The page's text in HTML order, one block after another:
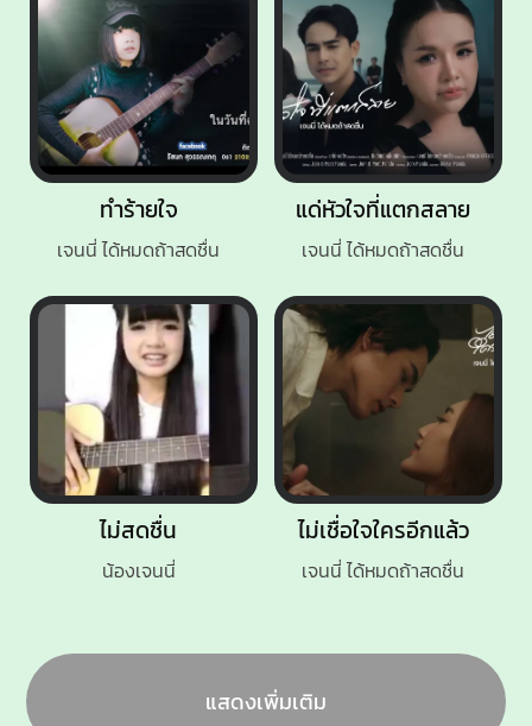
ไม่สดชื่น
น้องเจนนี่
แด่หัวใจที่แตกสลาย
เจนนี่ ได้หมดถ้าสดชื่น
ไม่เชื่อใจใครอีกแล้ว
เจนนี่ ได้หมดถ้าสดชื่น
ทำร้ายใจ
เจนนี่ ได้หมดถ้าสดชื่น
แสดงเพิ่มเติม